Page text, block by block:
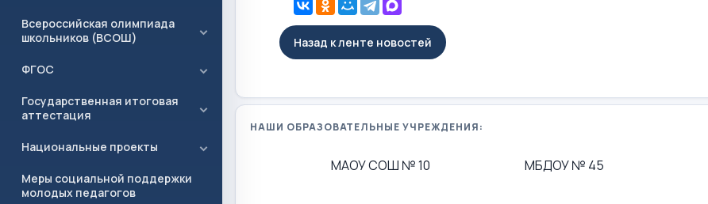
Всероссийская олимпиада
школьников (ВСОШ)
ФГОС
Государственная итоговая
аттестация
Национальные проекты
Меры социальной поддержки
молодых педагогов
Назад к ленте новостей
НАШИ ОБРАЗОВАТЕЛЬНЫЕ УЧРЕЖДЕНИЯ:
МАОУ СОШ № 10 МБДОУ № 45